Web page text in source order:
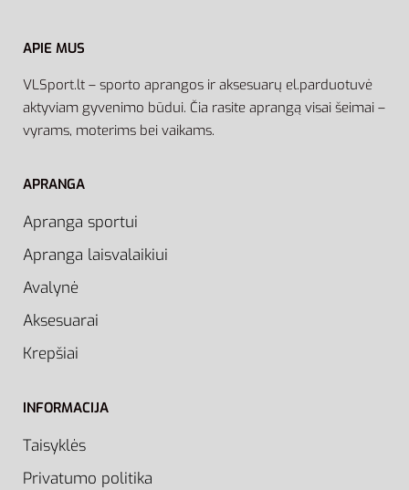
APIE MUS
VLSport.lt – sporto aprangos ir aksesuarų el.parduotuvė
aktyviam gyvenimo būdui. Čia rasite aprangą visai šeimai –
vyrams, moterims bei vaikams.
APRANGA
Apranga sportui
Apranga laisvalaikiui
Avalynė
Aksesuarai
Krepšiai
INFORMACIJA
Taisyklės
Privatumo politika